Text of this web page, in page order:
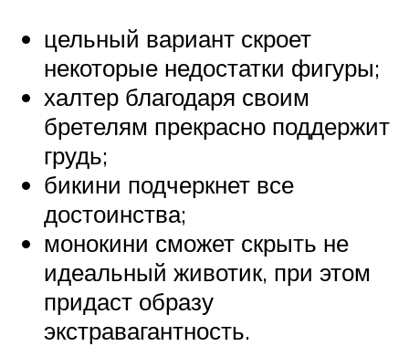
цельный вариант скроет
некоторые недостатки фигуры;
халтер благодаря своим
бретелям прекрасно поддержит
грудь;
бикини подчеркнет все
достоинства;
монокини сможет скрыть не
идеальный животик, при этом
придаст образу
экстравагантность.